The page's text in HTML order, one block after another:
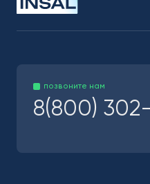
позвоните нам
8(800)